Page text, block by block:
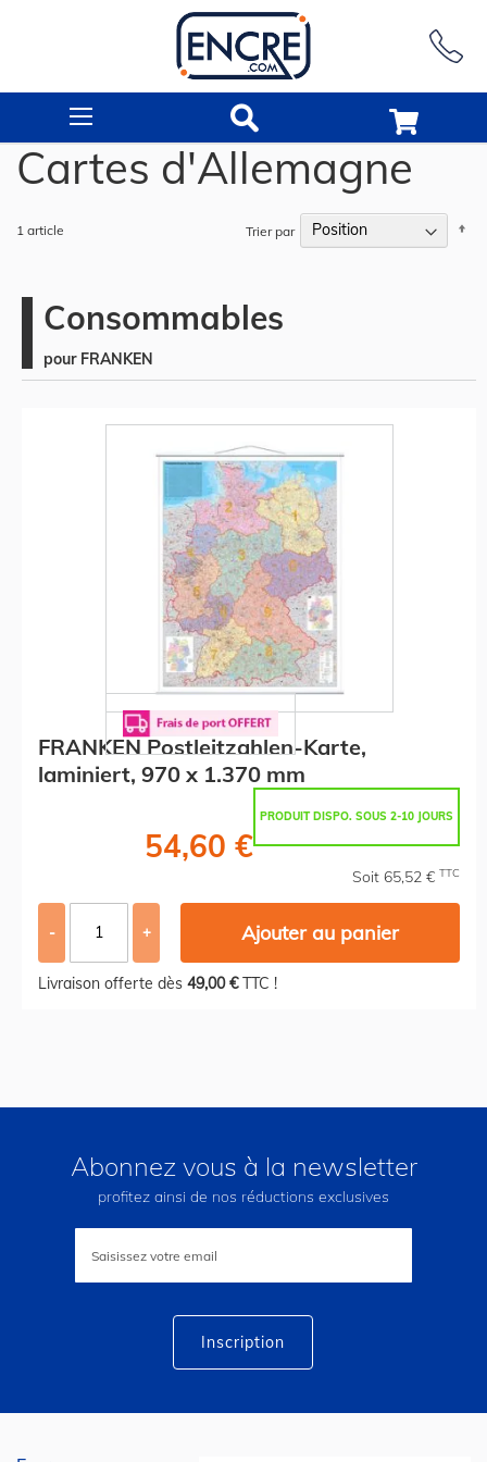
Cartes d'Allemagne
1 article Trier par
Consommables
pour FRANKEN
FRANKEN Postleitzahlen-Karte,
laminiert, 970 x 1.370 mm
PRODUIT DISPO. SOUS 2-10 JOURS
54,60 €
Soit 65,52 € TTC
- + Ajouter au panier
Livraison offerte dès 49,00 €TTC !
Abonnez vous à la newsletter
profitez ainsi de nos réductions exclusives
lettre
Inscription